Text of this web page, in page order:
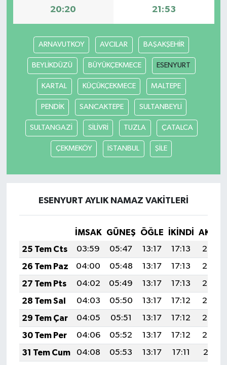
20:20 21:53
ARNAVUTKOY AVCILAR BAŞAKŞEHİR
BEYLİKDÜZÜ BÜYÜKÇEKMECE ESENYURT
KARTAL KÜÇÜKÇEKMECE MALTEPE
PENDİK SANCAKTEPE SULTANBEYLİ
SULTANGAZİ SİLİVRİ TUZLA ÇATALCA
ÇEKMEKÖY İSTANBUL ŞİLE
ESENYURT AYLIK NAMAZ VAKITLERI
İMSAK GÜNEŞ ÖĞLE İKINDI
25 Tem Cts
03:59 05:47 13:17 17:13
20:36
26 Tem Paz
04:00 05:48 13:17 17:13
20:35
27 Tem Pts
04:02 05:49 13:17 17:13
20:35
28 Tem Sal
04:03 05:50 13:17 17:12
20:34
29 Tem Çar
04:05 05:51 13:17 17:12
20:33
30 Tem Per
04:06 05:52 13:17 17:12
20:32
31 Tem Cum
04:08 05:53 13:17 17:11
20:31